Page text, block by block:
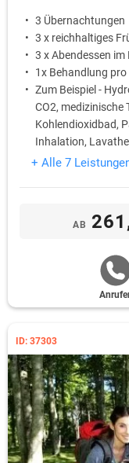
3 Übernachtungen
3 x reichhaltiges
3 x Abendessen
1x Behandlung
Zum Beispiel -
CO2, medizinische
Kohlendioxidbad,
Inhalation,
Eintritt ins
+ Alle 7
AB
ID: 37303